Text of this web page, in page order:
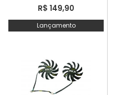
R$ 149,90
Lançamento